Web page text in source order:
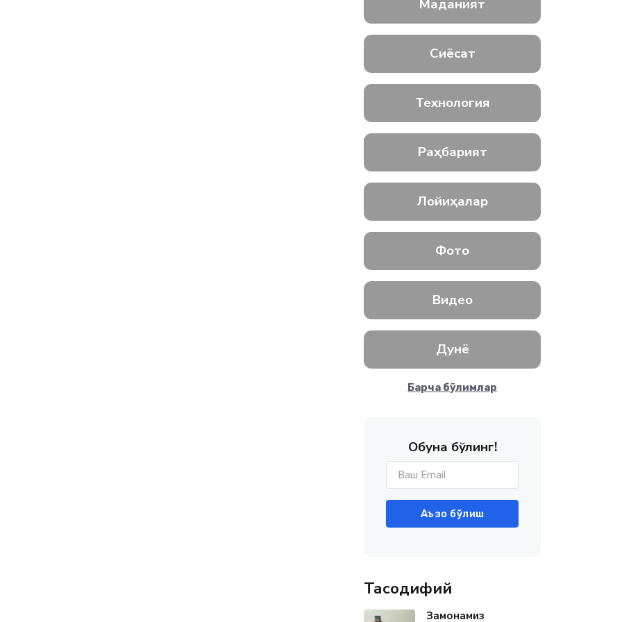
Маданият
Сиёсат
Технология
Раҳбарият
Лойиҳалар
Фото
Видео
Дунё
Барча бўлимлар
Обуна бўлинг!
Аъзо бўлиш
Тасодифий
Замонамиз